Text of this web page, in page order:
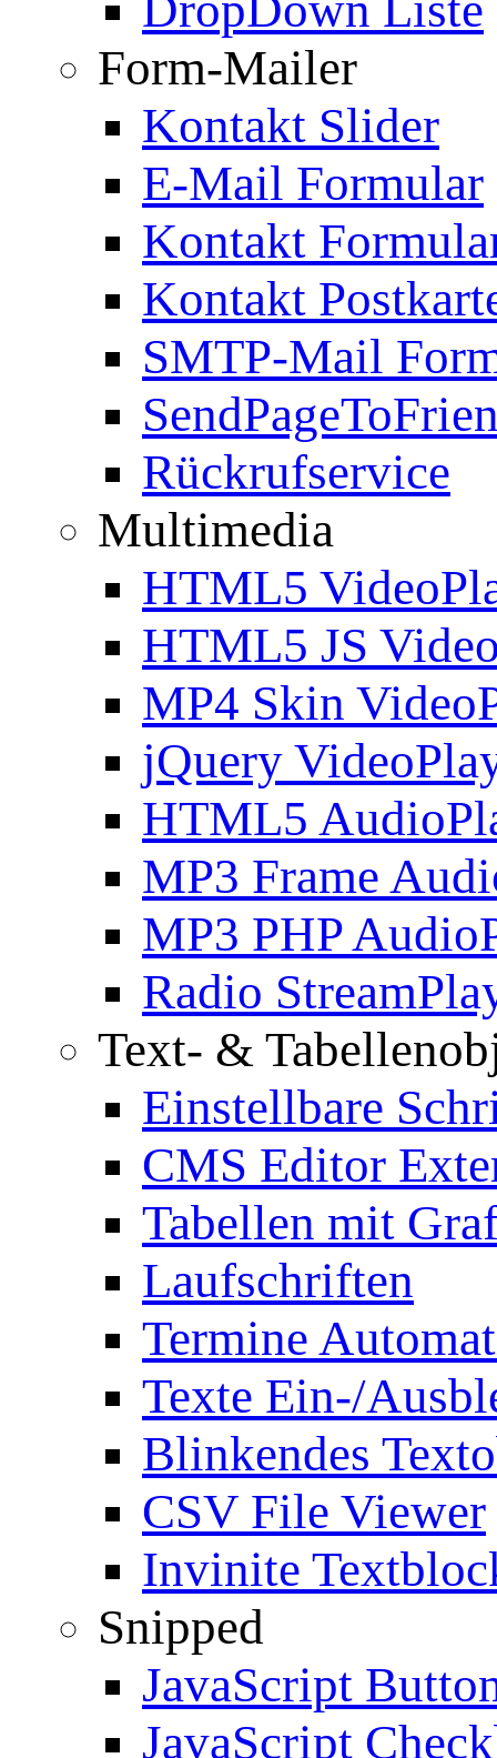
Form-Mailer
Kontakt Slider
E-Mail Formular
Kontakt
Kontakt
SMTP-Mail
Rückrufservice
Multimedia
HTML5
HTML5 JS
MP4 Skin
jQuery
HTML5
MP3 Frame
MP3 PHP
Radio
Text- &
Einstellbare
CMS Editor
Tabellen mit
Laufschriften
Termine
Texte Ein-/
Blinkendes
CSV File Viewer
Invinite
Snipped
JavaScript
JavaScript